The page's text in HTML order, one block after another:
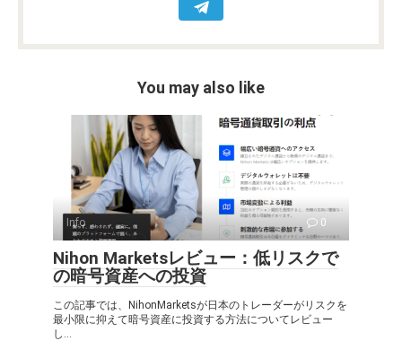
You may also like
Info 0
Nihon Marketsレビュー：低リスクで
の暗号資産への投資
この記事では、NihonMarketsが日本のトレーダーがリスクを
最小限に抑えて暗号資産に投資する方法についてレビュー
し...